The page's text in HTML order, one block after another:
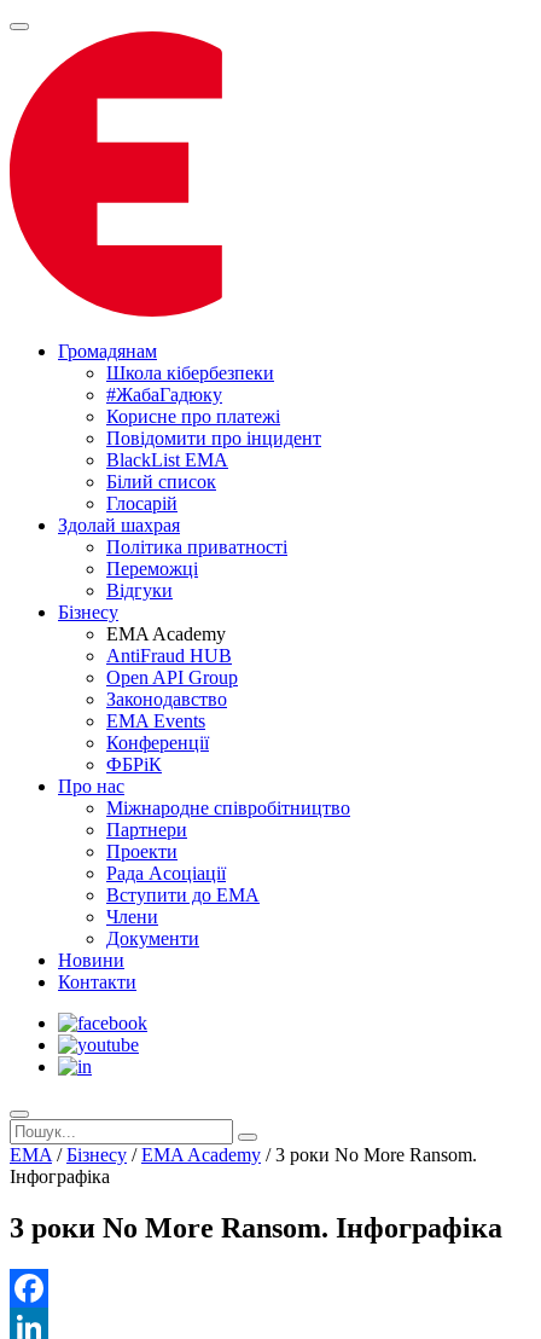
Громадянам
Школа кібербезпеки
#ЖабаГадюку
Корисне про платежі
Повідомити про інцидент
BlackList EMA
Білий список
Глосарій
Здолай шахрая
Політика приватності
Переможцi
Відгуки
Бізнесу
EMA Academy
AntiFraud HUB
Open API Group
Законодавство
EMA Events
Конференції
ФБРіК
Про нас
Міжнародне співробітництво
Партнери
Проекти
Рада Асоціації
Вступити до ЕМА
Члени
Документи
Новини
Контакти
EMA /Бізнесу /EMA Academy /3 роки No More Ransom.
Інфографіка
3 роки No More Ransom. Інфографіка
Facebook